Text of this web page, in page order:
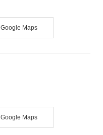
Google Maps
Google Maps